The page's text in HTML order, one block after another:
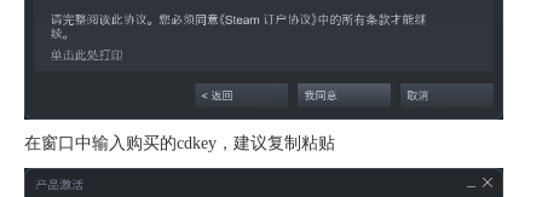
在窗口中输入购买的cdkey，建议复制粘贴